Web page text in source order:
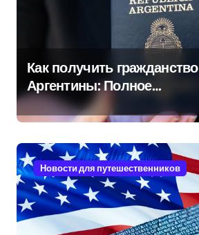
Как получить гражданство
Аргентины: Полное
руководство
Новости для путешественников